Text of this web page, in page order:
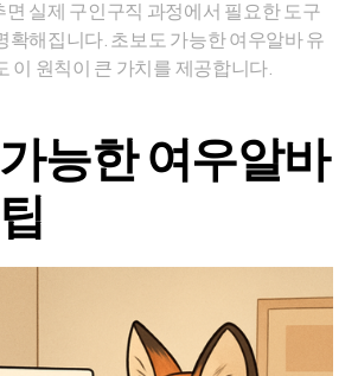
실제 구인구직 과정에서 필요한 도구
확해집니다. 초보도 가능한 여우알바 유
이 원칙이 큰 가치를 제공합니다.
능한 여우알바